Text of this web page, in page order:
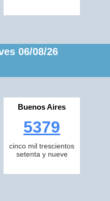
06/08/26
Buenos Aires
5379
cinco mil trescientos
setenta y nueve